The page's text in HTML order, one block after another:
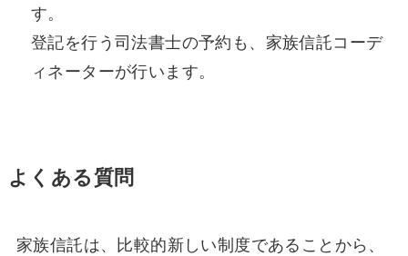
す。
登記を行う司法書士の予約も、家族信託コーデ
ィネーターが行います。
よくある質問
家族信託は、比較的新しい制度であることから、